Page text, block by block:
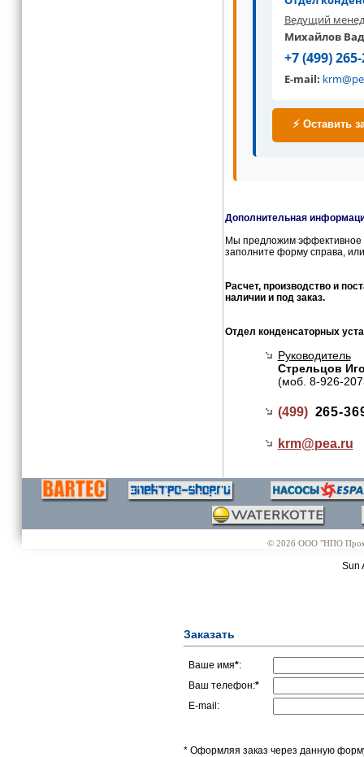
Ведущий
Михайлов
+7 (499)
E-mail:
⚡ Оставить
Дополнительная
Мы предложим эффективное
заполните форму справа,
Расчет, производство и
наличии и под заказ.
Отдел конденсаторных
Руководитель
Стрельцов
(моб. 8-926-
(499) 265-
krm@pea.ru
© 2026 ООО "НПО
Sun
Заказать
Ваше имя*:
Ваш телефон:*
E-mail:
* Оформляя заказ через данную